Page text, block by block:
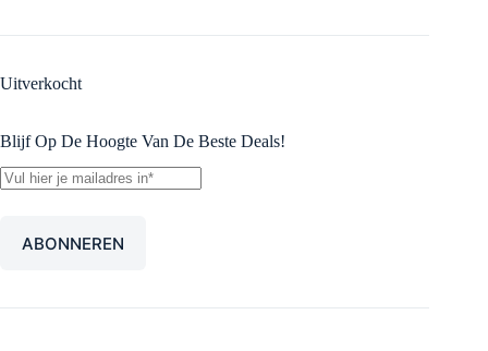
Uitverkocht
Blijf Op De Hoogte Van De Beste Deals!